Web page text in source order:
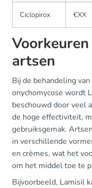
Ciclopirox €XX
artsen
Bij de behandeling
onychomycose wordt
beschouwd door veel
de hoge effectiviteit,
gebruiksgemak.
in verschillende
en crèmes, wat het
om het middel toe te
Bijvoorbeeld, Lamisil